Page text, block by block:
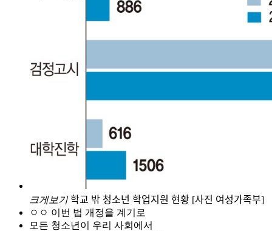
크게보기 학교 밖 청소년 학업지원 현황 [사진 여성가족부]
ㅇㅇ 이번 법 개정을 계기로
모든 청소년이 우리 사회에서